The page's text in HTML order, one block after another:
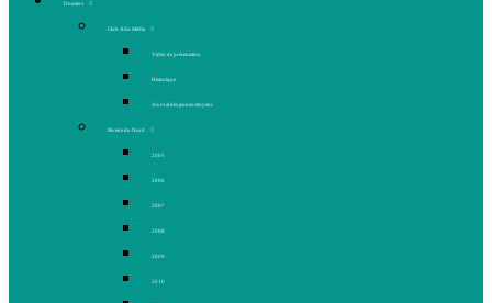
Dossiers
Club Ado Média
Vidéo de présentation
Historique
Journal des jeunes citoyens
Rivière du Nord
2005
2006
2007
2008
2009
2010